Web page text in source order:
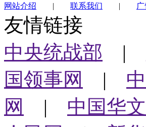
网站介绍 | 联系我们 |
友情链接
中央统战部 |
国领事网
|
网
| 中国华